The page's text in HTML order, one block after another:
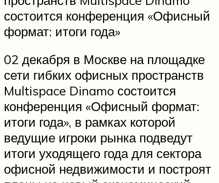
состоится конференция «Офисный
формат: итоги года»
02 декабря в Москве на площадке
сети гибких офисных пространств
Multispace Dinamo состоится
конференция «Офисный формат:
итоги года», в рамках которой
ведущие игроки рынка подведут
итоги уходящего года для сектора
офисной недвижимости и построят